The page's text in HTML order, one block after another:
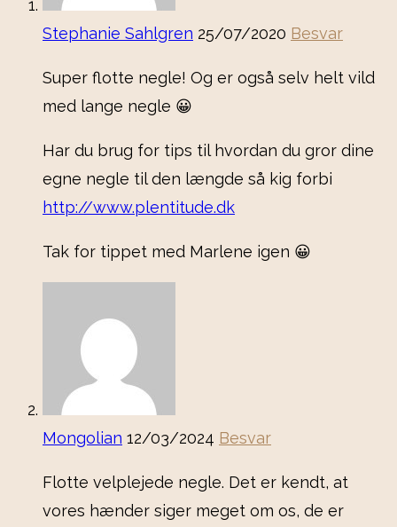
Stephanie Sahlgren 25/07/2020 Besvar
Super flotte negle! Og er også selv helt vild
med lange negle 😀
Har du brug for tips til hvordan du gror dine
egne negle til den længde så kig forbi
http://www.plentitude.dk
Tak for tippet med Marlene igen 😀
Mongolian 12/03/2024 Besvar
Flotte velplejede negle. Det er kendt, at
vores hænder siger meget om os, de er